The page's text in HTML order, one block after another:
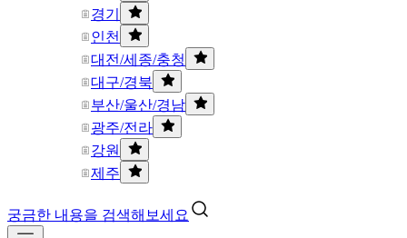
경기
인천
대전/세종/충청
대구/경북
부산/울산/경남
광주/전라
강원
제주
궁금한 내용을 검색해보세요